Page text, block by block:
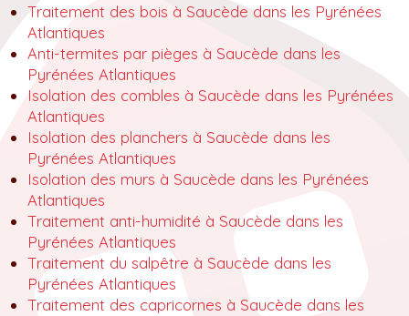
Traitement des bois à Saucède dans les Pyrénées
Atlantiques
Anti-termites par pièges à Saucède dans les
Pyrénées Atlantiques
Isolation des combles à Saucède dans les Pyrénées
Atlantiques
Isolation des planchers à Saucède dans les
Pyrénées Atlantiques
Isolation des murs à Saucède dans les Pyrénées
Atlantiques
Traitement anti-humidité à Saucède dans les
Pyrénées Atlantiques
Traitement du salpêtre à Saucède dans les
Pyrénées Atlantiques
Traitement des capricornes à Saucède dans les